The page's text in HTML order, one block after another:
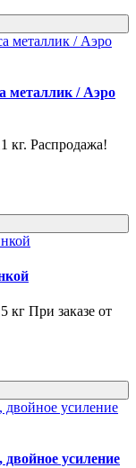
металлик / Аэро
кг. Распродажа!
кг При заказе от
усиление